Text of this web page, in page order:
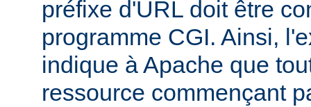
préfixe d'URL doit être
programme CGI. Ainsi,
indique à Apache que
ressource commençant